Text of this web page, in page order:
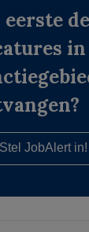
eerste
Stel JobAlert in!